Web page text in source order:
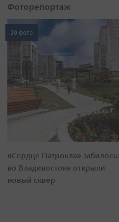
Фоторепортаж
20 фото
«Сердце Патрокла» забилось:
во Владивостоке открыли
новый сквер